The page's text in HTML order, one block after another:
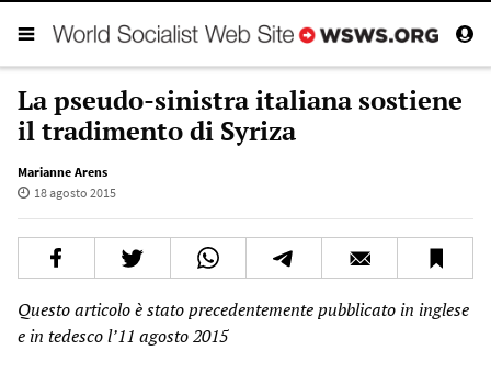
La pseudo-sinistra italiana sostiene
il tradimento di Syriza
Marianne Arens
18 agosto 2015
Questo articolo è stato precedentemente pubblicato in inglese
e in tedesco l’11 agosto 2015